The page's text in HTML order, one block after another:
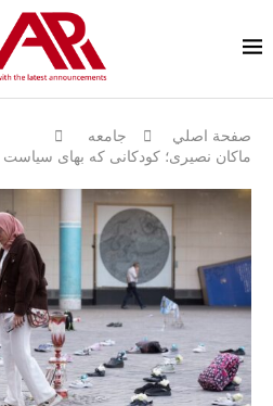
صفحة اصلي
جامعه
ماکان نصیری؛ کودکانی که بهای سیاست